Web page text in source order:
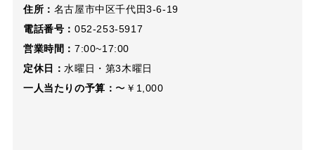
住所： 名古屋市中区千代田3‐6‐19
電話番号： 052‐253‐5917
営業時間： 7:00~17:00
定休日：水曜日・第3木曜日
一人当たりの予算： 〜￥1,000